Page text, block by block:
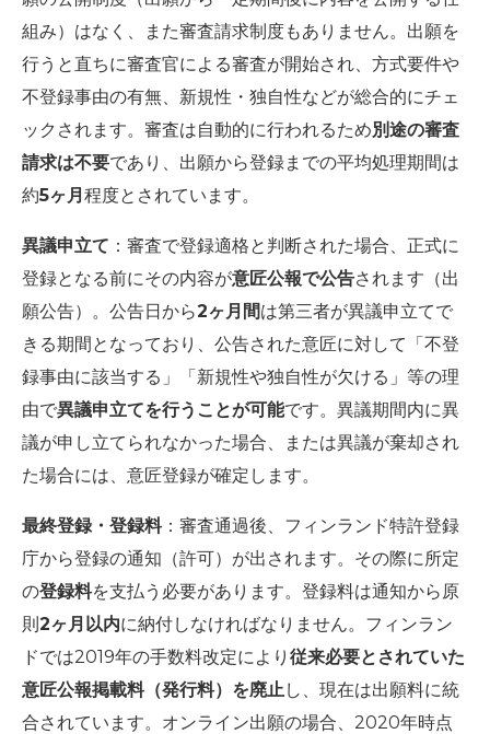
組み）はなく、また審査請求制度もありません。出願を
行うと直ちに審査官による審査が開始され、方式要件や
不登録事由の有無、新規性・独自性などが総合的にチェ
ックされます。審査は自動的に行われるため別途の審査
請求は不要であり、出願から登録までの平均処理期間は
約5ヶ月 程度とされています。
異議申立て ：審査で登録適格と判断された場合、正式に
登録となる前にその内容が意匠公報で公告されます（出
願公告）。公告日から2ヶ月間は第三者が異議申立てで
きる期間となっており、公告された意匠に対して「不登
録事由に該当する」「新規性や独自性が欠ける」等の理
由で異議申立てを行うことが可能です。異議期間内に異
議が申し立てられなかった場合、または異議が棄却され
た場合には、意匠登録が確定します。
最終登録・登録料：審査通過後、フィンランド特許登録
庁から登録の通知（許可）が出されます。その際に所定
の登録料を支払う必要があります。登録料は通知から原
則2ヶ月以内に納付しなければなりません。フィンラン
ドでは2019年の手数料改定により 従来必要とされていた
意匠公報掲載料（発行料）を廃止し、現在は出願料に統
合されています。オンライン出願の場合、2020年時点